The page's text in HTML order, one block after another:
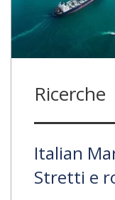
Ricerche
Italian
Stretti e